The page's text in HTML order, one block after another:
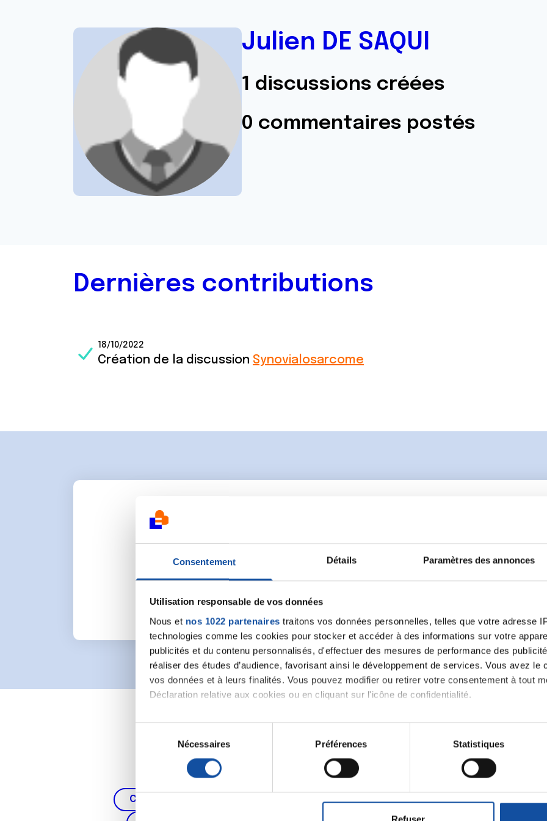
Consentement Détails Paramètres des annonces
Utilisation responsable de vos données
Nous et nos 1022 partenaires traitons vos données personnelles, telles que votre adresse
technologies comme les cookies pour stocker et accéder à des informations sur votre
publicités et du contenu personnalisés, d'effectuer des mesures de performance des
réaliser des études d’audience, favorisant ainsi le développement de services. Vous avez le
vos données et à leurs finalités. Vous pouvez modifier ou retirer votre consentement à tout
Déclaration relative aux cookies ou en cliquant sur l'icône de confidentialité.
Si vous le permettez, nous aimerions également :
Collecter des informations sur votre localisation géographique qui peuvent être
digitales).
. Vous pouvez modifier ou retirer votre consentement à tout moment à partir de la
c
t
Nécessaires Préférences Statistiques
Refuser
Julien DE SAQUI
1 discussions créées
0 commentaires postés
Dernières contributions
18/10/2022
Création de la discussion Synovialosarcome
Pour lancer une nouvelle discussion, vous aurez besoin de vous connecter
Se connecter
Thématiques
Cancer du poumon, de la thyroïde et des voies respiratoires Cancer du sein